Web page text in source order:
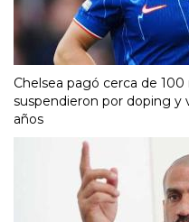
Chelsea pagó cerca de
suspendieron por doping y
años